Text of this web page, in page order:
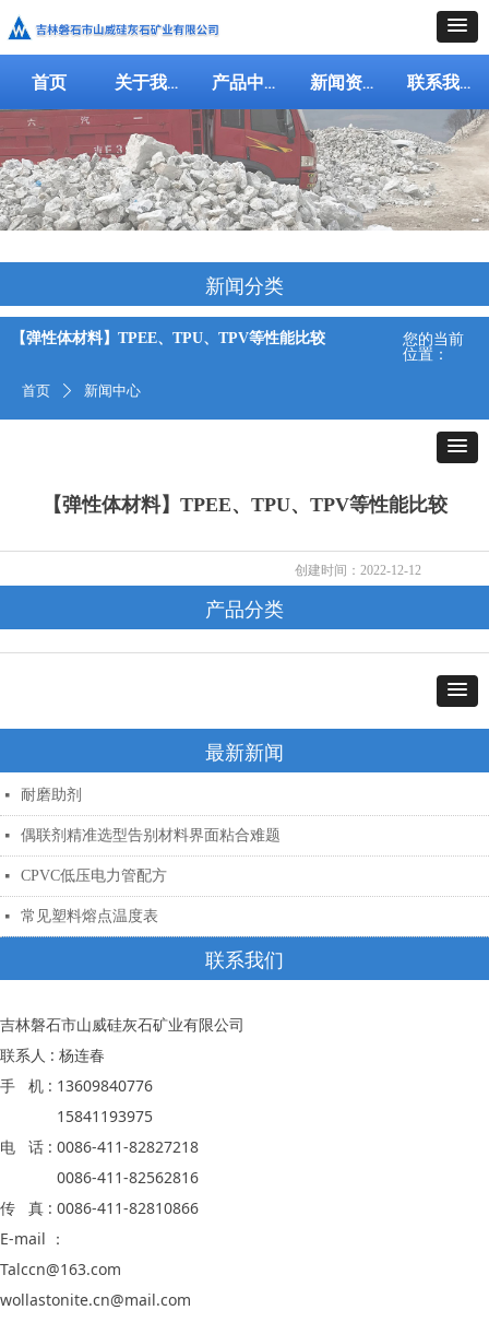
首页 关于我们 产品中心 新闻资讯 联系我们
新闻分类
产品分类
最新新闻
联系我们
吉林磐石市山威硅灰石矿业有限公司
联系人 : 杨连春
手 机 : 13609840776
15841193975
电 话 : 0086-411-82827218
0086-411-82562816
传 真 : 0086-411-82810866
E-mail ：
Talccn@163.com
wollastonite.cn@mail.com
您的当前
位置：
首页 ꄲ 新闻中心
【弹性体材料】TPEE、TPU、TPV等性能比较
넷 耐磨助剂
넷 偶联剂精准选型告别材料界面粘合难题
넷 CPVC低压电力管配方
넷 常见塑料熔点温度表
【弹性体材料】TPEE、TPU、TPV等性能比较
创建时间： 2022-12-12